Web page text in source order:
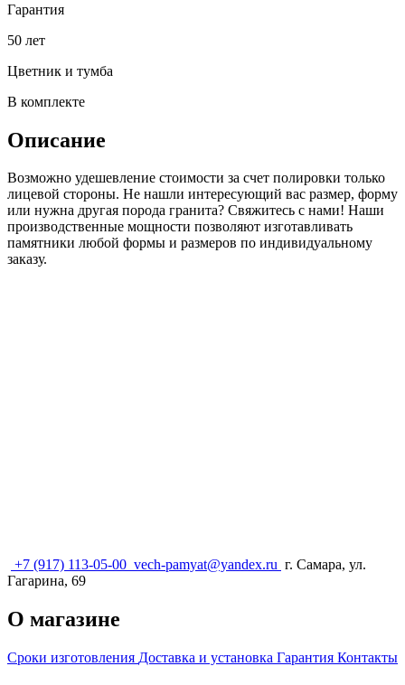
Гарантия
50 лет
Цветник и тумба
В комплекте
Описание
Возможно удешевление стоимости за счет полировки только
лицевой стороны. Не нашли интересующий вас размер, форму
или нужна другая порода гранита? Свяжитесь с нами! Наши
производственные мощности позволяют изготавливать
памятники любой формы и размеров по индивидуальному
заказу.
+7 (917) 113-05-00 vech-pamyat@yandex.ru г. Самара, ул.
Гагарина, 69
О магазине
Сроки изготовления Доставка и установка Гарантия Контакты